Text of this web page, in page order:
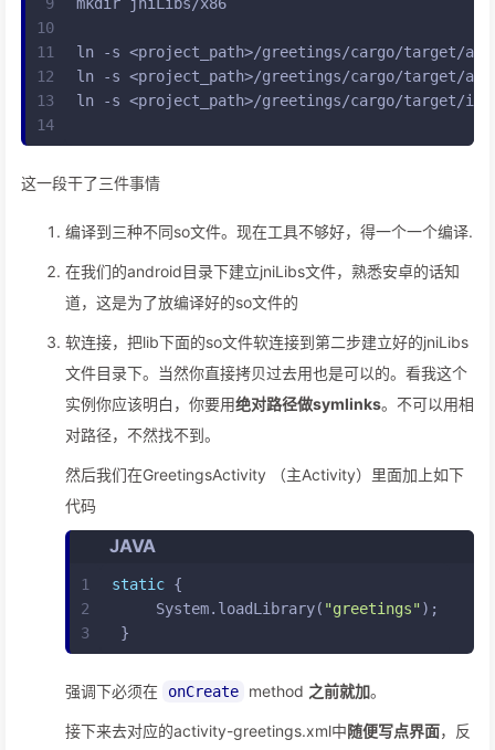
10
11
12
13
14
ln -s <project_path>/greetings/cargo/target/
ln -s <project_path>/greetings/cargo/target/
ln -s <project_path>/greetings/cargo/target/
这一段干了三件事情
编译到三种不同so文件。现在工具不够好，得一个一个编译.
在我们的android目录下建立jniLibs文件，熟悉安卓的话知
道，这是为了放编译好的so文件的
软连接，把lib下面的so文件软连接到第二步建立好的jniLibs
文件目录下。当然你直接拷贝过去用也是可以的。看我这个
实例你应该明白，你要用绝对路径做symlinks。不可以用相
对路径，不然找不到。
然后我们在GreetingsActivity （主Activity）里面加上如下
代码
JAVA
1
2
3
static {
     System.loadLibrary(
"greetings" );
}
强调下必须在 onCreate method 之前就加。
接下来去对应的activity-greetings.xml中随便写点界面，反